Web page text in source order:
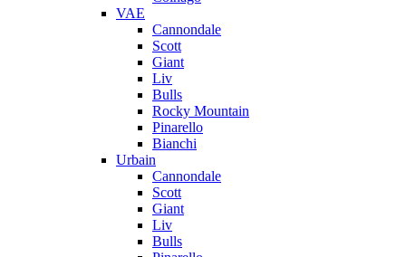
VAE
Cannondale
Scott
Giant
Liv
Bulls
Rocky Mountain
Pinarello
Bianchi
Urbain
Cannondale
Scott
Giant
Liv
Bulls